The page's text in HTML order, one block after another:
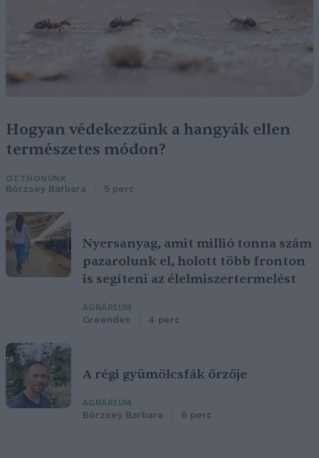
Hogyan védekezzünk a hangyák ellen
természetes módon?
OTTHONUNK
Börzsey Barbara 5 perc
Nyersanyag, amit millió tonna szám
pazarolunk el, holott több fronton
is segíteni az élelmiszertermelést
AGRÁRIUM
Greendex 4 perc
A régi gyümölcsfák őrzője
AGRÁRIUM
Börzsey Barbara 6 perc